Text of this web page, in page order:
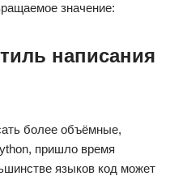
значение:
написания
более объёмные,
пришло время
языков код может